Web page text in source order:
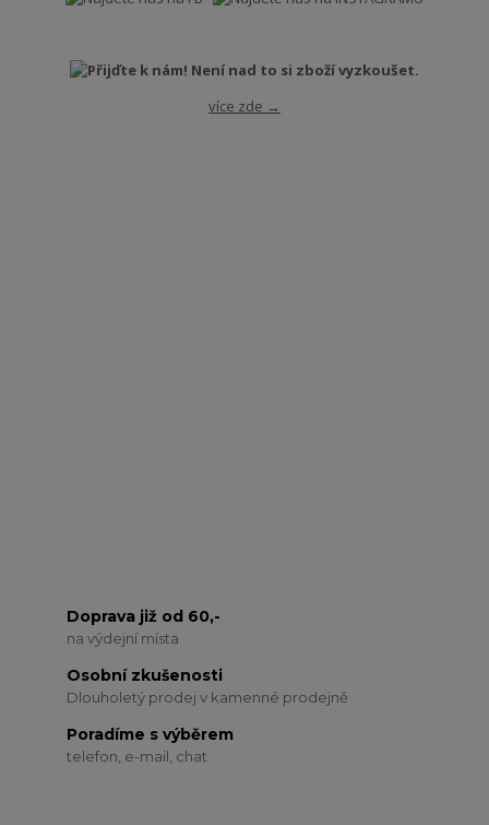
více zde →
Doprava již od 60,-
na výdejní místa
Osobní zkušenosti
Dlouholetý prodej v kamenné prodejně
Poradíme s výběrem
telefon, e-mail, chat